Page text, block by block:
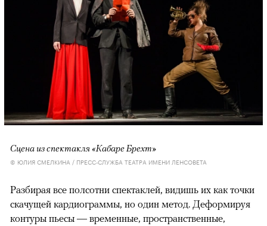
Сцена из спектакля «Кабаре Брехт»
© ЮЛИЯ СМЕЛКИНА / ПРЕСС-СЛУЖБА ТЕАТРА ИМЕНИ ЛЕНСОВЕТА
Разбирая все полсотни спектаклей, видишь их как точки
скачущей кардиограммы, но один метод. Деформируя
контуры пьесы — временные, пространственные,